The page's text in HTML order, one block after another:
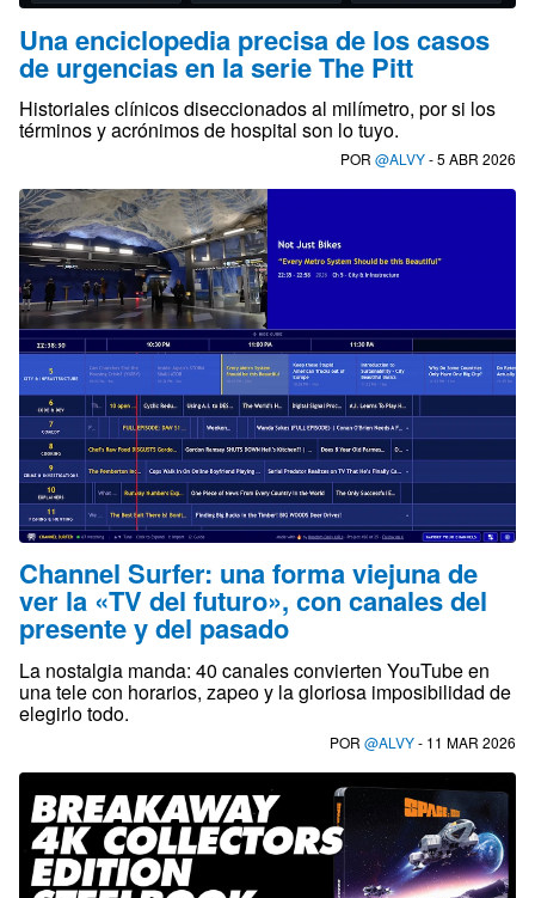
Una enciclopedia precisa de los casos
de urgencias en la serie The Pitt
Historiales clínicos diseccionados al milímetro, por si los
términos y acrónimos de hospital son lo tuyo.
POR @ALVY- 5 ABR 2026
Channel Surfer: una forma viejuna de
ver la «TV del futuro», con canales del
presente y del pasado
La nostalgia manda: 40 canales convierten YouTube en
una tele con horarios, zapeo y la gloriosa imposibilidad de
elegirlo todo.
POR @ALVY- 11 MAR 2026